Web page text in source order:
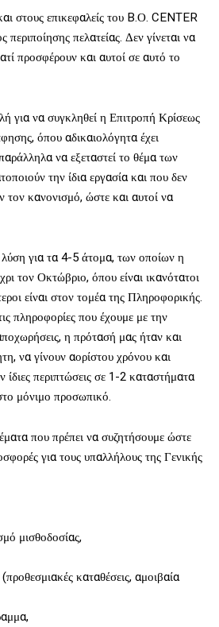
στους επικεφαλείς του B.Ο. CENTER
πελατείας. Δεν γίνεται να
προσφέρουν και αυτοί σε αυτό το
για να συγκληθεί η Επιτροπή Κρίσεως
όπου αδικαιολόγητα έχει
να εξεταστεί το θέμα των
την ίδια εργασία και που δεν
τον κανονισμό, ώστε και αυτοί να
για τα 4-5 άτομα, των οποίων η
τον Οκτώβριο, όπου είναι ικανότατοι
είναι στον τομέα της Πληροφορικής.
πληροφορίες που έχουμε με την
η πρότασή μας ήταν και
να γίνουν αορίστου χρόνου και
ίδιες περιπτώσεις σε 1-2 καταστήματα
μόνιμο προσωπικό.
που πρέπει να συζητήσουμε ώστε
για τους υπαλλήλους της Γενικής
μισθοδοσίας,
καταθέσεις, αμοιβαία